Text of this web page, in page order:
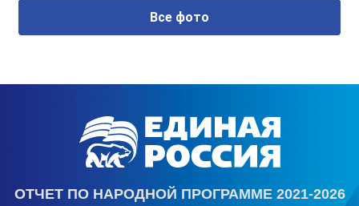
Все фото
ОТЧЕТ ПО НАРОДНОЙ ПРОГРАММЕ 2021-2026